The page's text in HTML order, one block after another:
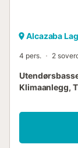
Alcazaba
4 pers. 2
Klimaanlegg,